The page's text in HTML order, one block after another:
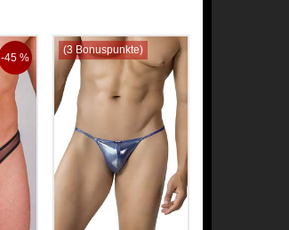
-45 %
(3 Bonuspunkte)